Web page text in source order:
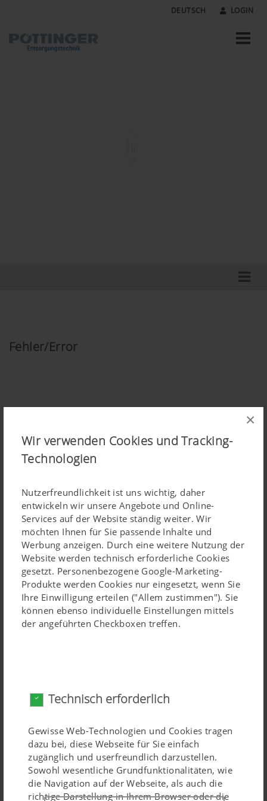
×
Wir verwenden Cookies und Tracking-
Technologien
Nutzerfreundlichkeit ist uns wichtig, daher
entwickeln wir unsere Angebote und Online-
Services auf der Website ständig weiter. Wir
möchten Ihnen für Sie passende Inhalte und
Werbung anzeigen. Durch eine weitere Nutzung der
Website werden technisch erforderliche Cookies
gesetzt. Personenbezogene Google-Marketing-
Produkte werden Cookies nur eingesetzt, wenn Sie
Ihre Einwilligung erteilen ("Allem zustimmen"). Sie
können ebenso individuelle Einstellungen mittels
der angeführten Checkboxen treffen.
Technisch erforderlich
Gewisse Web-Technologien und Cookies tragen
dazu bei, diese Webseite für Sie einfach
zugänglich und userfreundlich darzustellen.
Sowohl wesentliche Grundfunktionalitäten, wie
die Navigation auf der Webseite, als auch die
richtige Darstellung in Ihrem Browser oder die
DEUTSCH LOGIN
Fehler/Error
Fehler/Error
Fehler/Error